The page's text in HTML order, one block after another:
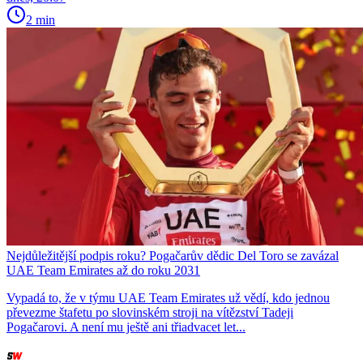
2 min
Nejdůležitější podpis roku? Pogačarův dědic Del Toro se zavázal
UAE Team Emirates až do roku 2031
Vypadá to, že v týmu UAE Team Emirates už vědí, kdo jednou
převezme štafetu po slovinském stroji na vítězství Tadeji
Pogačarovi. A není mu ještě ani třiadvacet let...